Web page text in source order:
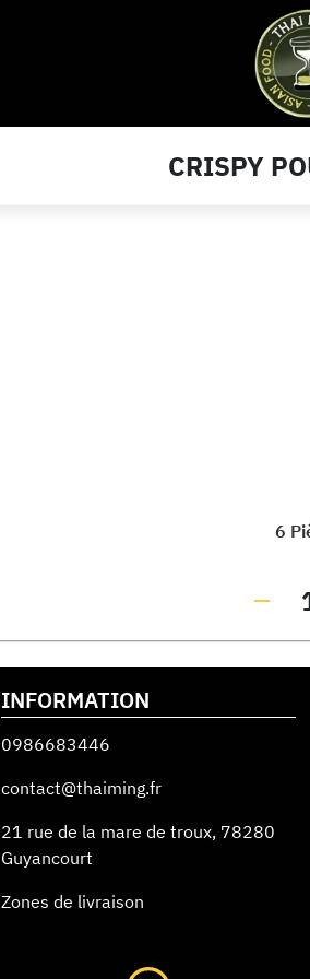
CRISPY
6
INFORMATION
0986683446
contact@thaiming.fr
21 rue de la mare de troux, 78280
Guyancourt
Zones de livraison